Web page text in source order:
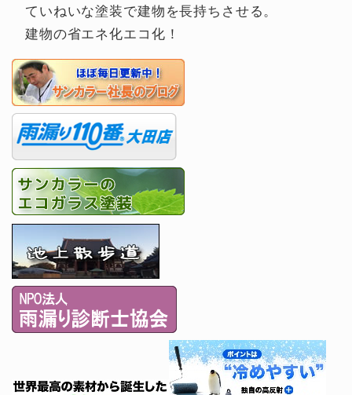
ていねいな塗装で建物を長持ちさせる。
建物の省エネ化エコ化！